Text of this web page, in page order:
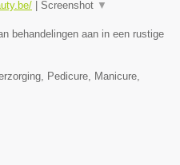
| Screenshot ▼
behandelingen aan in een rustige
Pedicure, Manicure,